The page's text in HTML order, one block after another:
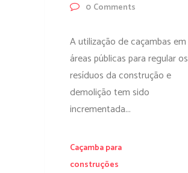
0 Comments
A utilização de caçambas em
áreas públicas para regular os
resíduos da construção e
demolição tem sido
incrementada...
Caçamba para
construções